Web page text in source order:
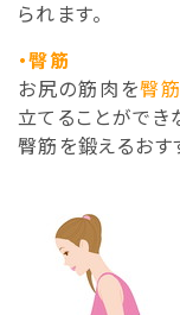
られます。
・臀筋
お尻の筋肉を臀筋
立てることができ
臀筋を鍛えるおす